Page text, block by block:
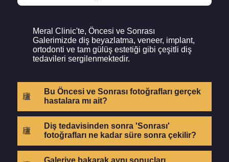
Meral Clinic'te, Öncesi ve Sonrası
Galerimizde diş beyazlatma, veneer, implant,
ortodonti ve tam gülüş estetiği gibi çeşitli diş
tedavileri sergilenmektedir.
Bu Öncesi ve Sonrası fotoğrafları gerçek
hastalara mı ait?
Diş tedavisinden sonra 'Sonrası'
fotoğrafları ne kadar süre sonra çekilir?
Galeriye bakarak aynı sonuçları